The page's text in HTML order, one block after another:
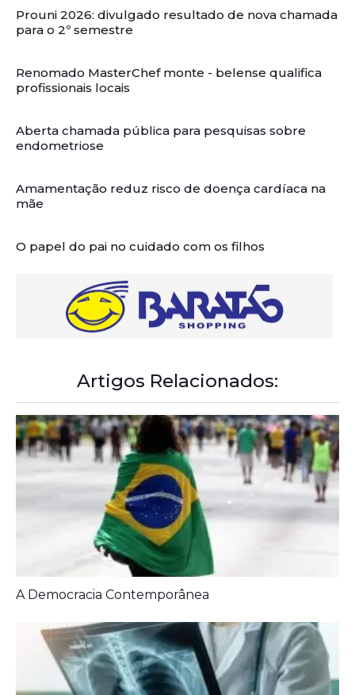
Prouni 2026: divulgado resultado de nova chamada
para o 2º semestre
Renomado MasterChef monte - belense qualifica
profissionais locais
Aberta chamada pública para pesquisas sobre
endometriose
Amamentação reduz risco de doença cardíaca na
mãe
O papel do pai no cuidado com os filhos
Artigos Relacionados: